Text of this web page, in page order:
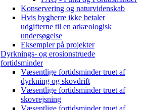
Konservering og naturvidenskab
Hvis bygherre ikke betaler
udgifterne til en arkæologisk
undersøgelse
Eksempler på projekter
Dyrknings- og erosionstruede
fortidsminder
Væsentlige fortidsminder truet af
dyrkning og skovdrift
Væsentlige fortidsminder truet af
skovrejsning
Væsentlige fortidsminder truet af